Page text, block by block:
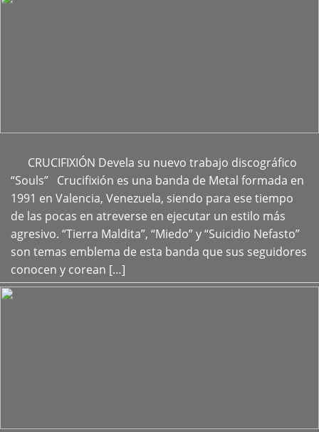
CRUCIFIXIÓN Devela su nuevo trabajo discográfico
“Souls” Crucifixión es una banda de Metal formada en
1991 en Valencia, Venezuela, siendo para ese tiempo
de las pocas en atreverse en ejecutar un estilo más
agresivo. “Tierra Maldita”, “Miedo” y “Suicidio Nefasto”
son temas emblema de esta banda que sus seguidores
conocen y corean […]
+